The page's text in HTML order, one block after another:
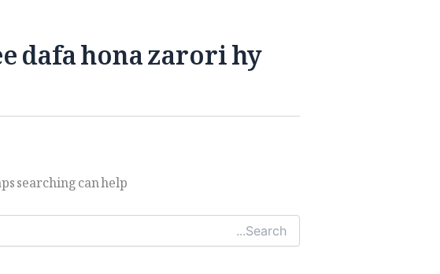
hona zarori hy.
searching can help.
Search
for: